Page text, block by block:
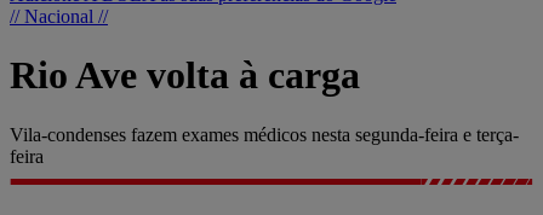
// Nacional //
Rio Ave volta à carga
Vila-condenses fazem exames médicos nesta segunda-feira e terça-
feira